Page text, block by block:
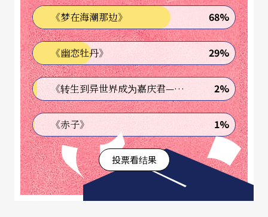
汇，一时显得热闹不已。
另外，令人欣慰的是几个主要的公立乐团除了例行
的社教演出与定期公演外，也逐渐意识到本土音乐
创作的重要性，开始更多主动参与国人音乐创作之
展演。而民间乐团将国人音乐，甚至是原创首演的
作品放入常态的音乐会曲目的比例也逐渐增加，像
十方乐集、采风乐坊、台北打击乐团、乐兴之时管
弦乐团等。这显示舞台上的音乐家渐渐地与本地或
当代的作曲家有更多合作，也与当下时空背后的文
《梦在海潮那边》 68%
《幽恋牡丹》 29%
《转生到异世界成为嘉庆君—发现我的祖先是诈骗集团!?》 2%
《赤子》 1%
投票看结果